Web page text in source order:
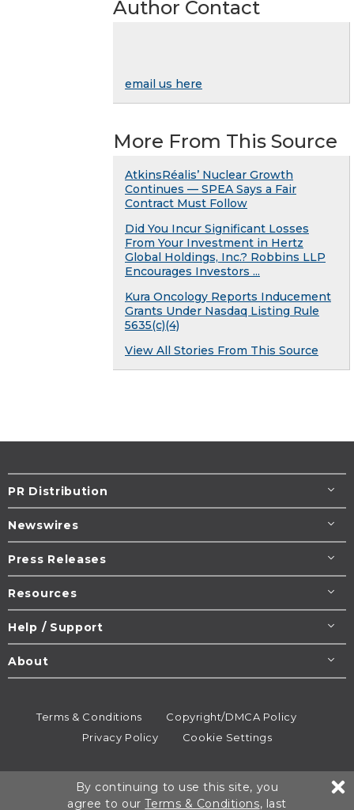
Author Contact
email us here
More From This Source
AtkinsRéalis’ Nuclear Growth
Continues — SPEA Says a Fair
Contract Must Follow
Did You Incur Significant Losses
From Your Investment in Hertz
Global Holdings, Inc.? Robbins LLP
Encourages Investors ...
Kura Oncology Reports Inducement
Grants Under Nasdaq Listing Rule
5635(c)(4)
View All Stories From This Source
PR Distribution
Newswires
Press Releases
Resources
Help / Support
About
Terms & Conditions
Copyright/DMCA Policy
Privacy Policy
Cookie Settings
All rights reserved.
By continuing to use this site, you
agree to ourTerms & Conditions, last